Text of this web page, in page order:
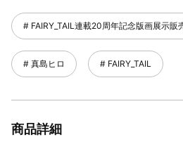
FAIRY_TAIL連載20周年記念版画展示販
真島ヒロ FAIRY_TAIL
商品詳細